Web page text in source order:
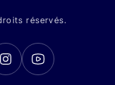
réservés.